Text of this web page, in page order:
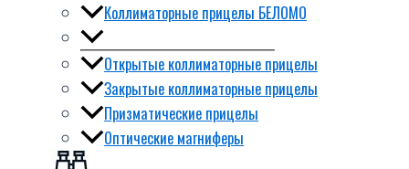
Коллиматорные прицелы БЕЛОМО
Открытые коллиматорные прицелы
Закрытые коллиматорные прицелы
Призматические прицелы
Оптические магниферы